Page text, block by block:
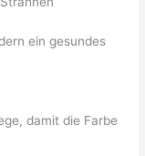
ein gesundes
damit die Farbe